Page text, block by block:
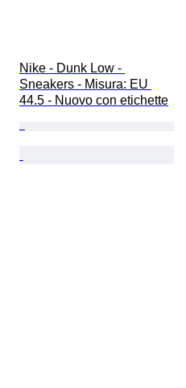
Nike - Dunk Low -
Sneakers - Misura: EU
44.5 - Nuovo con etichette